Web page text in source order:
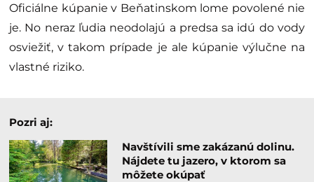
Oficiálne kúpanie v Beňatinskom lome povolené nie
je. No neraz ľudia neodolajú a predsa sa idú do vody
osviežiť, v takom prípade je ale kúpanie výlučne na
vlastné riziko.
Pozri aj:
Navštívili sme zakázanú dolinu.
Nájdete tu jazero, v ktorom sa
môžete okúpať